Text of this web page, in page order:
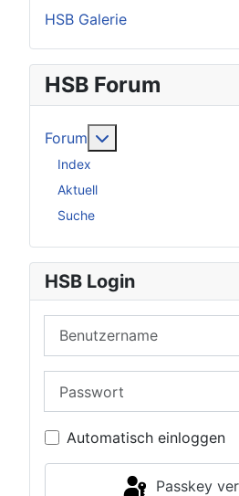
HSB Galerie
HSB Forum
Forum
Index
Aktuell
Suche
HSB Login
Automatisch einloggen
Passkey